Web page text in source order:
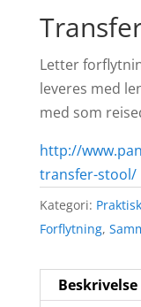
Letter
leveres med
med som
http://
transfer-stool/
Kategori:
Forflytning,
Beskrivelse